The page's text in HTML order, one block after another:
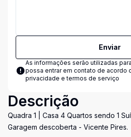
Enviar
As informações serão utilizadas
possa entrar em contato de acordo
privacidade e termos de serviço
Descrição
Quadra 1 | Casa 4 Quartos sendo 1
Garagem descoberta - Vicente Pires.